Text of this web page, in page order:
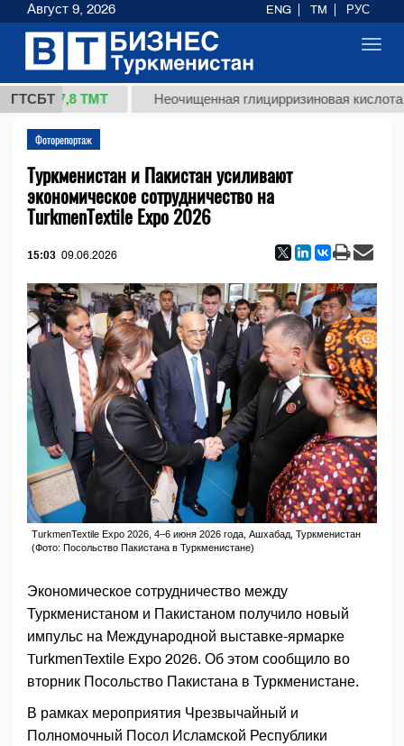
ГТСБТ
37,8 ТМТ Неочищенная глицирризиновая кислота
Фоторепортаж
Туркменистан и Пакистан усиливают
экономическое сотрудничество на
TurkmenTextile Expo 2026
15:03 09.06.2026
TurkmenTextile Expo 2026, 4–6 июня 2026 года, Ашхабад, Туркменистан
(Фото: Посольство Пакистана в Туркменистане)
Экономическое сотрудничество между
Туркменистаном и Пакистаном получило новый
импульс на Международной выставке-ярмарке
TurkmenTextile Expo 2026. Об этом сообщило во
вторник Посольство Пакистана в Туркменистане.
В рамках мероприятия Чрезвычайный и
Полномочный Посол Исламской Республики
Август 9, 2026 ENG TM РУС